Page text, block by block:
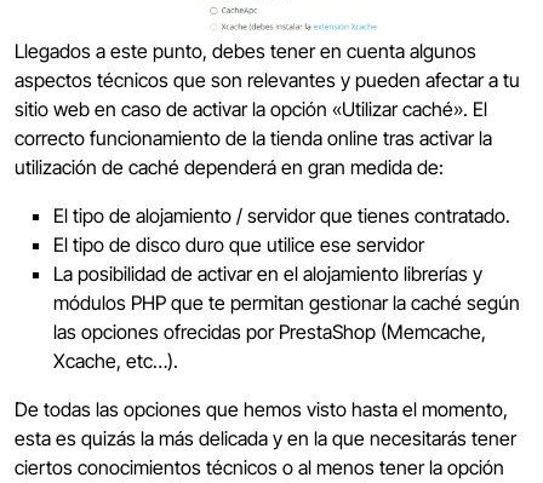
Llegados a este punto, debes tener en cuenta algunos
aspectos técnicos que son relevantes y pueden afectar a tu
sitio web en caso de activar la opción «Utilizar caché». El
correcto funcionamiento de la tienda online tras activar la
utilización de caché dependerá en gran medida de:
El tipo de alojamiento / servidor que tienes contratado.
El tipo de disco duro que utilice ese servidor
La posibilidad de activar en el alojamiento librerías y
módulos PHP que te permitan gestionar la caché según
las opciones ofrecidas por PrestaShop (Memcache,
Xcache, etc…).
De todas las opciones que hemos visto hasta el momento,
esta es quizás la más delicada y en la que necesitarás tener
ciertos conocimientos técnicos o al menos tener la opción